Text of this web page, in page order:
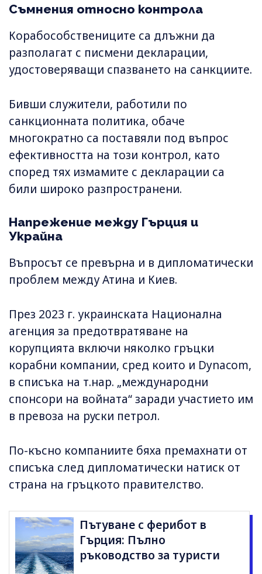
Съмнения относно контрола
Корабособствениците са длъжни да
разполагат с писмени декларации,
удостоверяващи спазването на санкциите.
Бивши служители, работили по
санкционната политика, обаче
многократно са поставяли под въпрос
ефективността на този контрол, като
според тях измамите с декларации са
били широко разпространени.
Напрежение между Гърция и
Украйна
Въпросът се превърна и в дипломатически
проблем между Атина и Киев.
През 2023 г. украинската Национална
агенция за предотвратяване на
корупцията включи няколко гръцки
корабни компании, сред които и Dynacom,
в списъка на т.нар. „международни
спонсори на войната“ заради участието им
в превоза на руски петрол.
По-късно компаниите бяха премахнати от
списъка след дипломатически натиск от
страна на гръцкото правителство.
Пътуване с ферибот в
Гърция: Пълно
ръководство за туристи